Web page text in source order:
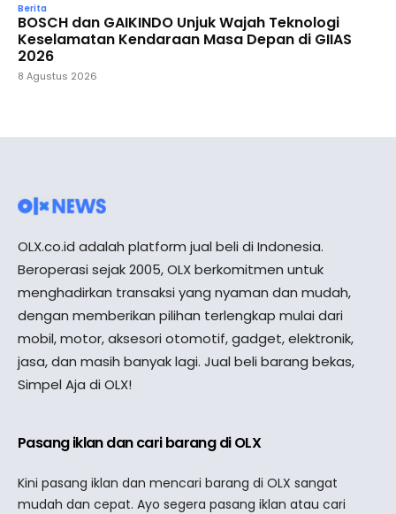
Berita
BOSCH dan GAIKINDO Unjuk Wajah Teknologi
Keselamatan Kendaraan Masa Depan di GIIAS
2026
8 Agustus 2026
OLX.co.id adalah platform jual beli di Indonesia.
Beroperasi sejak 2005, OLX berkomitmen untuk
menghadirkan transaksi yang nyaman dan mudah,
dengan memberikan pilihan terlengkap mulai dari
mobil, motor, aksesori otomotif, gadget, elektronik,
jasa, dan masih banyak lagi. Jual beli barang bekas,
Simpel Aja di OLX!
Pasang iklan dan cari barang di OLX
Kini pasang iklan dan mencari barang di OLX sangat
mudah dan cepat. Ayo segera pasang iklan atau cari